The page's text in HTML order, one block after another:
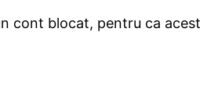
cont blocat, pentru ca